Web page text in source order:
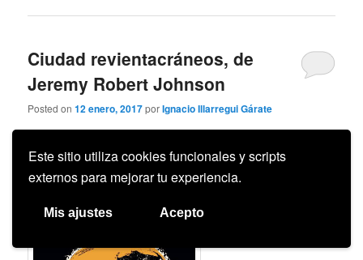
Este sitio utiliza cookies funcionales y scripts
externos para mejorar tu experiencia.
Mis ajustes Acepto
Ciudad revientacráneos, de
Jeremy Robert Johnson
Posted on12 enero, 2017porIgnacio Illarregui Gárate